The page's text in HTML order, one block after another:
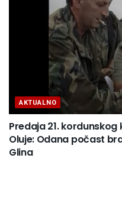
AKTUALNO
Predaja 21.
Oluje: Odana počast
Glina